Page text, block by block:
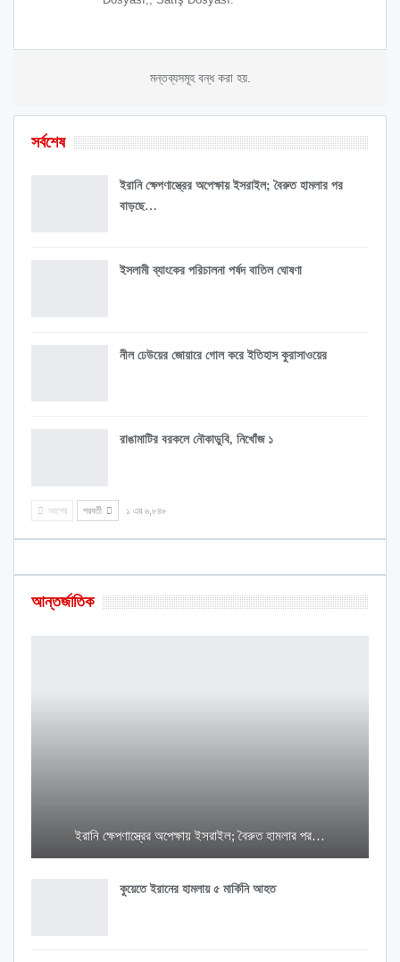
মন্তব্যসমূহ বন্ধ করা হয়.
সর্বশেষ
ইরানি ক্ষেপণাস্ত্রের অপেক্ষায় ইসরাইল; বৈরুত হামলার পর
বাড়ছে…
ইসলামী ব্যাংকের পরিচালনা পর্ষদ বাতিল ঘোষণা
নীল ঢেউয়ের জোয়ারে গোল করে ইতিহাস কুরাসাওয়ের
রাঙামাটির বরকলে নৌকাডুবি, নিখোঁজ ১
আগের পরবর্তী ১ এর ৬,৮৪৮
আন্তর্জাতিক
ইরানি ক্ষেপণাস্ত্রের অপেক্ষায় ইসরাইল; বৈরুত হামলার পর…
কুয়েতে ইরানের হামলায় ৫ মার্কিনি আহত